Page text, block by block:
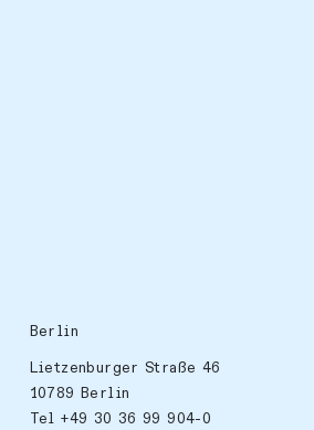
Berlin
Lietzenburger Straße 46
10789 Berlin
Tel +49 30 36 99 904-0